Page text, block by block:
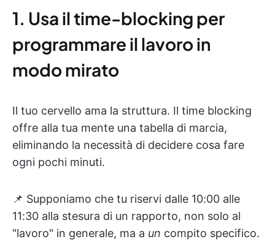
1. Usa il time-blocking per
programmare il lavoro in
modo mirato
Il tuo cervello ama la struttura. Il time blocking
offre alla tua mente una tabella di marcia,
eliminando la necessità di decidere cosa fare
ogni pochi minuti.
📌 Supponiamo che tu riservi dalle 10:00 alle
11:30 alla stesura di un rapporto, non solo al
"lavoro" in generale, ma a un compito specifico.